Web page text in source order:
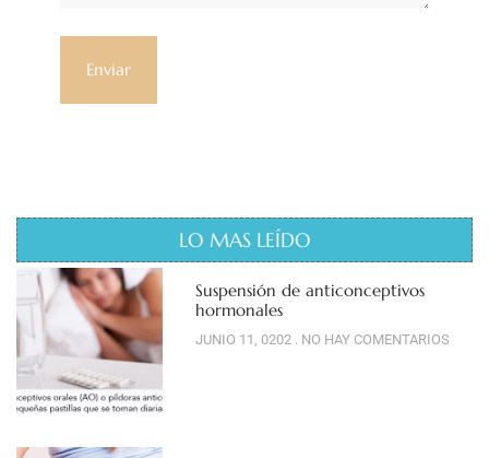
LO MAS LEÍDO
Suspensión de anticonceptivos
hormonales
JUNIO 11, 0202 NO HAY COMENTARIOS